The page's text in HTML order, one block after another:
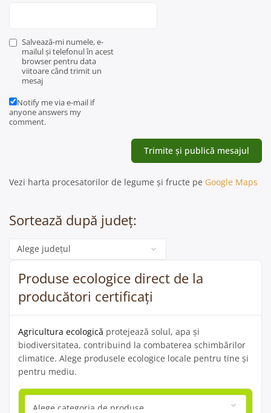
Salvează-mi numele, e-
mailul și telefonul în acest
browser pentru data
viitoare când trimit un
mesaj
Notify me via e-mail if
anyone answers my
comment.
Vezi harta procesatorilor de legume și fructe pe Google Maps
Sortează după județ:
Categorie
Produse ecologice direct de la
producători certificați
Agricultura ecologică protejează solul, apa și
biodiversitatea, contribuind la combaterea schimbărilor
climatice. Alege produsele ecologice locale pentru tine și
pentru mediu.